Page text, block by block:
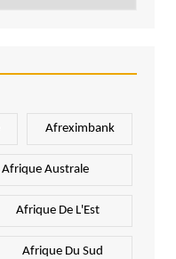
Afreximbank
Afrique Australe
Afrique De L'Est
Afrique Du Sud